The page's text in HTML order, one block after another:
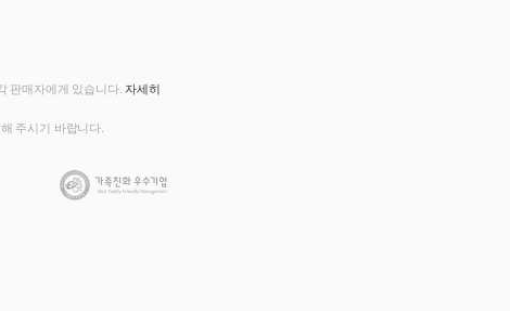
판매자에게 있습니다. 자세히
주시기 바랍니다.